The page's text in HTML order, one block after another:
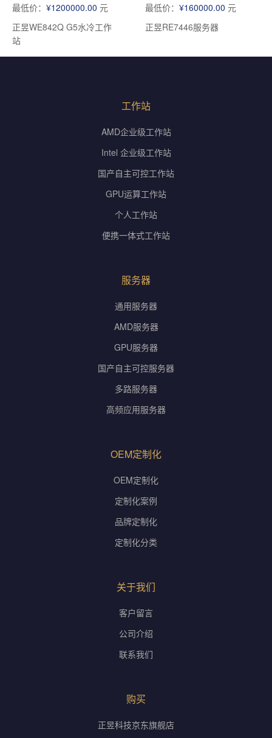
最低价： ¥1200000.00 元
正昱WE842Q G5水冷工作
站
最低价： ¥160000.00 元
正昱RE7446服务器
工作站
AMD企业级工作站
Intel 企业级工作站
国产自主可控工作站
GPU运算工作站
个人工作站
便携一体式工作站
服务器
通用服务器
AMD服务器
GPU服务器
国产自主可控服务器
多路服务器
高频应用服务器
OEM定制化
OEM定制化
定制化案例
品牌定制化
定制化分类
关于我们
客户留言
公司介绍
联系我们
购买
正昱科技京东旗舰店